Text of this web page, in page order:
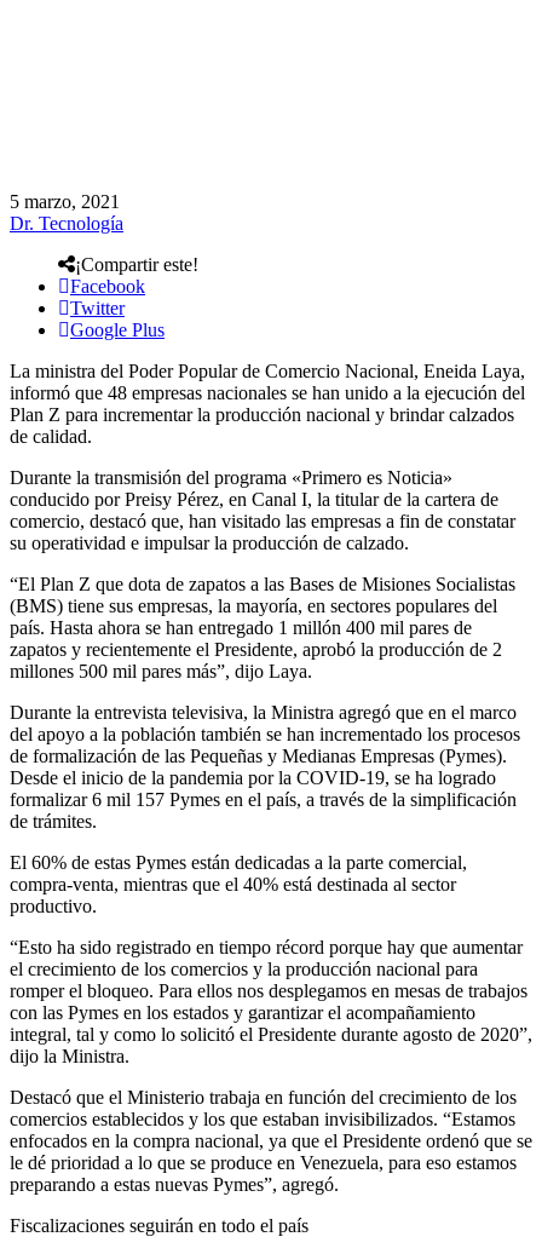
5 marzo, 2021
Dr. Tecnología
¡Compartir este!
Facebook
Twitter
Google Plus
La ministra del Poder Popular de Comercio Nacional, Eneida Laya,
informó que 48 empresas nacionales se han unido a la ejecución del
Plan Z para incrementar la producción nacional y brindar calzados
de calidad.
Durante la transmisión del programa «Primero es Noticia»
conducido por Preisy Pérez, en Canal I, la titular de la cartera de
comercio, destacó que, han visitado las empresas a fin de constatar
su operatividad e impulsar la producción de calzado.
“El Plan Z que dota de zapatos a las Bases de Misiones Socialistas
(BMS) tiene sus empresas, la mayoría, en sectores populares del
país. Hasta ahora se han entregado 1 millón 400 mil pares de
zapatos y recientemente el Presidente, aprobó la producción de 2
millones 500 mil pares más”, dijo Laya.
Durante la entrevista televisiva, la Ministra agregó que en el marco
del apoyo a la población también se han incrementado los procesos
de formalización de las Pequeñas y Medianas Empresas (Pymes).
Desde el inicio de la pandemia por la COVID-19, se ha logrado
formalizar 6 mil 157 Pymes en el país, a través de la simplificación
de trámites.
El 60% de estas Pymes están dedicadas a la parte comercial,
compra-venta, mientras que el 40% está destinada al sector
productivo.
“Esto ha sido registrado en tiempo récord porque hay que aumentar
el crecimiento de los comercios y la producción nacional para
romper el bloqueo. Para ellos nos desplegamos en mesas de trabajos
con las Pymes en los estados y garantizar el acompañamiento
integral, tal y como lo solicitó el Presidente durante agosto de 2020”,
dijo la Ministra.
Destacó que el Ministerio trabaja en función del crecimiento de los
comercios establecidos y los que estaban invisibilizados. “Estamos
enfocados en la compra nacional, ya que el Presidente ordenó que se
le dé prioridad a lo que se produce en Venezuela, para eso estamos
preparando a estas nuevas Pymes”, agregó.
Fiscalizaciones seguirán en todo el país